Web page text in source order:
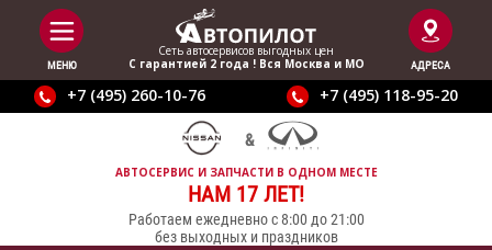
МЕНЮ
Сеть автосервисов выгодныx цен
С гарантией 2 года ! Вся Москва и МО
АДРЕСА
+7 (495) 260-10-76 +7 (495) 118-95-20
АВТОСЕРВИС И ЗАПЧАСТИ В ОДНОМ МЕСТЕ
НАМ 17 ЛЕТ!
Работаем ежедневно с 8:00 до 21:00
без выходных и праздников